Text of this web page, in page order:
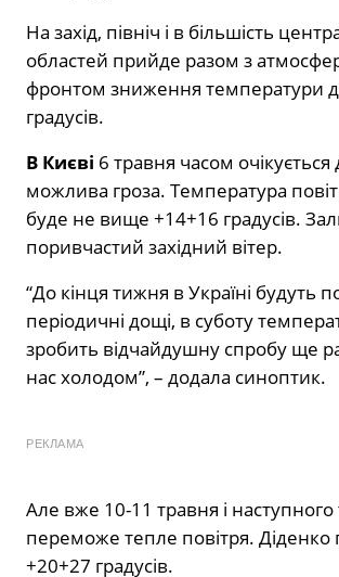
На захід, північ і в більшість
областей прийде разом з
фронтом зниження температури
градусів.
В Києві 6 травня часом
можлива гроза. Температура
буде не вище +14+16 градусів.
поривчастий західний вітер.
“До кінця тижня в Україні будуть
періодичні дощі, в суботу
зробить відчайдушну спробу ще
нас холодом”, – додала синоптик.
РЕКЛАМА
Але вже 10-11 травня і
переможе тепле повітря. Діденко
+20+27 градусів.